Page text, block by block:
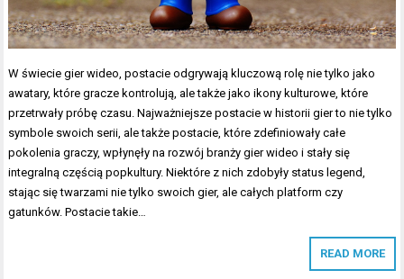
W świecie gier wideo, postacie odgrywają kluczową rolę nie tylko jako
awatary, które gracze kontrolują, ale także jako ikony kulturowe, które
przetrwały próbę czasu. Najważniejsze postacie w historii gier to nie tylko
symbole swoich serii, ale także postacie, które zdefiniowały całe
pokolenia graczy, wpłynęły na rozwój branży gier wideo i stały się
integralną częścią popkultury. Niektóre z nich zdobyły status legend,
stając się twarzami nie tylko swoich gier, ale całych platform czy
gatunków. Postacie takie…
READ MORE